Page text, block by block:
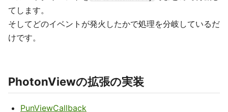
てします。
そしてどのイベントが発火したかで処理を分岐しているだ
けです。
PhotonViewの拡張の実装
PunViewCallback